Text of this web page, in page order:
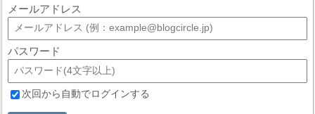
メールアドレス
パスワード
次回から自動でログインする